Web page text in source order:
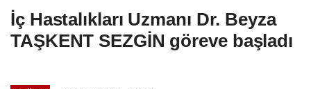
İç Hastalıkları Uzmanı Dr. Beyza
TAŞKENT SEZGİN göreve başladı